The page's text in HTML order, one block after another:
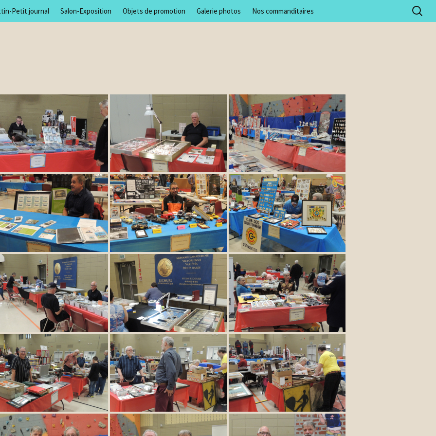
Petit journal Salon-Exposition Objets de promotion Galerie photos Nos commanditaires